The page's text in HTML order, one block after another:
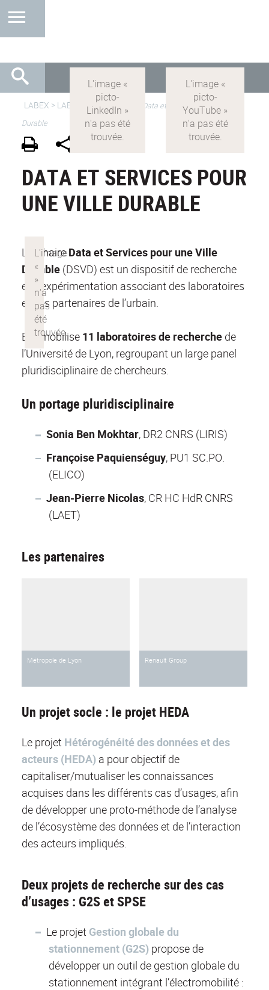
LABEX > LABEX IMU > IMU-FR
Data et Services pour une Ville
Durable
DATA ET SERVICES POUR
UNE VILLE DURABLE
La ChaireData et Services pour une Ville
Durable (DSVD) est un dispositif de recherche
et d’expérimentation associant des laboratoires
et des partenaires de l’urbain.
Elle mobilise 11 laboratoires de recherche de
l’Université de Lyon, regroupant un large panel
pluridisciplinaire de chercheurs.
Un portage pluridisciplinaire
Sonia Ben Mokhtar, DR2 CNRS (LIRIS)
Françoise Paquienséguy, PU1 SC.PO.
(ELICO)
Jean-Pierre Nicolas, CR HC HdR CNRS
(LAET)
Les partenaires
Métropole de Lyon Renault Group
Un projet socle : le projet HEDA
Le projet Hétérogénéité des données et des
acteurs (HEDA) a pour objectif de
capitaliser/mutualiser les connaissances
acquises dans les différents cas d’usages, afin
de développer une proto-méthode de l’analyse
de l’écosystème des données et de l’interaction
des acteurs impliqués.
Deux projets de recherche sur des cas
d’usages : G2S et SPSE
Le projet Gestion globale du
stationnement (G2S) propose de
développer un outil de gestion globale du
stationnement intégrant l’électromobilité :